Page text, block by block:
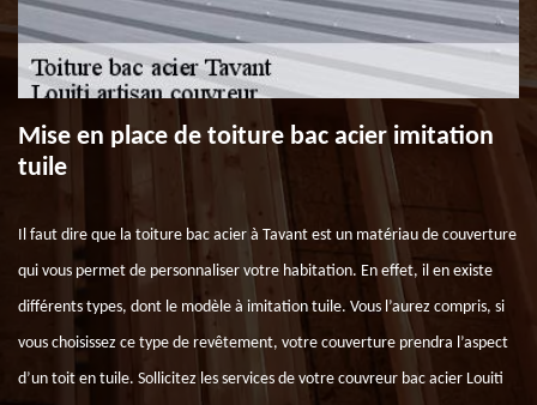
Mise en place de toiture bac acier imitation
tuile
Il faut dire que la toiture bac acier à Tavant est un matériau de couverture
qui vous permet de personnaliser votre habitation. En effet, il en existe
différents types, dont le modèle à imitation tuile. Vous l’aurez compris, si
vous choisissez ce type de revêtement, votre couverture prendra l’aspect
d’un toit en tuile. Sollicitez les services de votre couvreur bac acier Louiti